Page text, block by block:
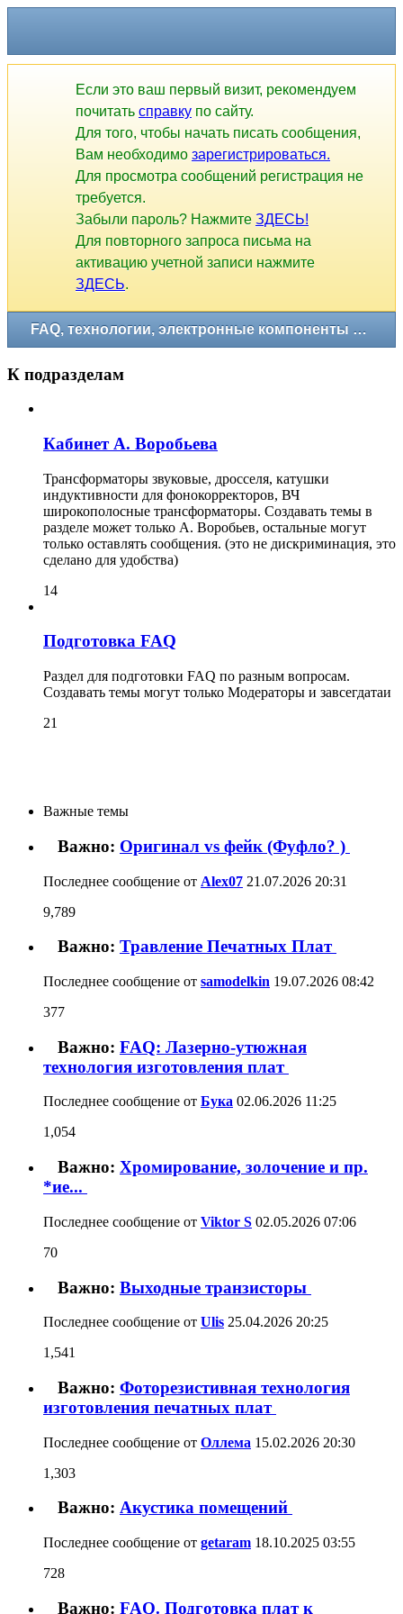
Если это ваш первый визит, рекомендуем
почитать справку по сайту.
Для того, чтобы начать писать сообщения,
Вам необходимо зарегистрироваться.
Для просмотра сообщений регистрация не
требуется.
Забыли пароль? Нажмите ЗДЕСЬ!
Для повторного запроса письма на
активацию учетной записи нажмите
ЗДЕСЬ.
FAQ, технологии, электронные компоненты и измерения
К подразделам
Кабинет А. Воробьева
Трансформаторы звуковые, дросселя, катушки
индуктивности для фонокорректоров, ВЧ
широкополосные трансформаторы. Создавать темы в
разделе может только А. Воробьев, остальные могут
только оставлять сообщения. (это не дискриминация, это
сделано для удобства)
14
Подготовка FAQ
Раздел для подготовки FAQ по разным вопросам.
Создавать темы могут только Модераторы и завсегдатаи
21
Важные темы
Важно: Оригинал vs фейк (Фуфло? )
Последнее сообщение от Alex07 21.07.2026 20:31
9,789
Важно: Травление Печатных Плат
Последнее сообщение от samodelkin 19.07.2026 08:42
377
Важно: FAQ: Лазерно-утюжная
технология изготовления плат
Последнее сообщение от Бука 02.06.2026 11:25
1,054
Важно: Хромирование, золочение и пр.
*ие...
Последнее сообщение от Viktor S 02.05.2026 07:06
70
Важно: Выходные транзисторы
Последнее сообщение от Ulis 25.04.2026 20:25
1,541
Важно: Фоторезистивная технология
изготовления печатных плат
Последнее сообщение от Оллема 15.02.2026 20:30
1,303
Важно: Акустика помещений
Последнее сообщение от getaram 18.10.2025 03:55
728
Важно: FAQ. Подготовка плат к